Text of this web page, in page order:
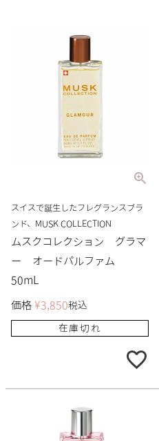
スイスで誕生したフレグランスブラ
ンド、MUSK COLLECTION
ムスクコレクション グラマ
ー オードパルファム
50mL
価格 ¥3,850税込
在庫切れ